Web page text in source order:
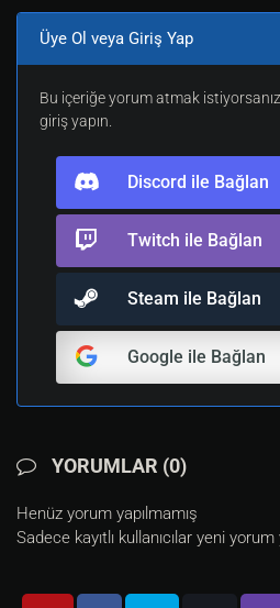
Üye Ol veya Giriş Yap
Bu içeriğe yorum atmak
giriş yapın.
Discord ile Bağlan
Twitch ile Bağlan
Steam ile Bağlan
Google ile Bağlan
YORUMLAR (0)
Henüz yorum yapılmamış
Sadece kayıtlı kullanıcılar yeni